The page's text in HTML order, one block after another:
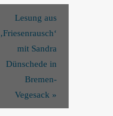
Lesung aus
‚Friesenrausch‘
mit Sandra
Dünschede in
Bremen-
Vegesack »